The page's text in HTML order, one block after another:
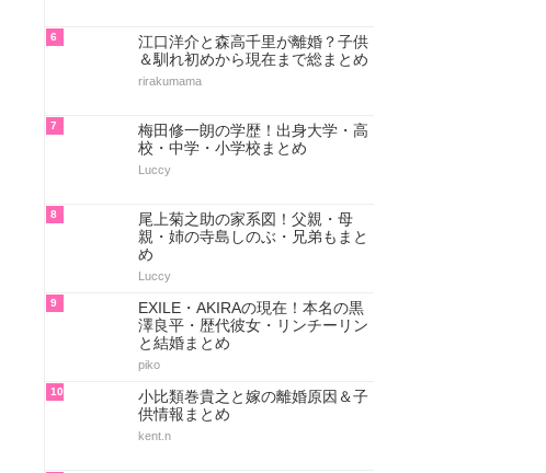
6
江口洋介と森高千里が離婚？子供
＆馴れ初めから現在まで総まとめ
rirakumama
7
梅田修一朗の学歴！出身大学・高
校・中学・小学校まとめ
Luccy
8
尾上菊之助の家系図！父親・母
親・姉の寺島しのぶ・兄弟もまと
め
Luccy
9
EXILE・AKIRAの現在！本名の黒
澤良平・歴代彼女・リンチーリン
と結婚まとめ
piko
10
小比類巻貴之と嫁の離婚原因＆子
供情報まとめ
kent.n